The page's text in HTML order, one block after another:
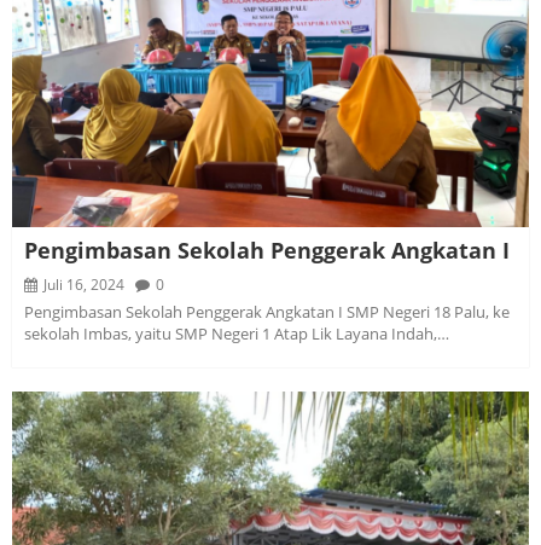
Pengimbasan Sekolah Penggerak Angkatan I
Juli 16, 2024 0
Pengimbasan Sekolah Penggerak Angkatan I SMP Negeri 18 Palu, ke
sekolah Imbas, yaitu SMP Negeri 1 Atap Lik Layana Indah,…